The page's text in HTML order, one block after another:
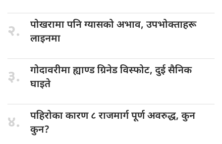
२. पोखरामा पनिग्यासको अभाव, उपभोक्ताहरू
लाइनमा
३. गोदावरीमा ह्याण्डग्रिनेड विस्फोट, दुई सैनिक
घाइते
४. पहिरोका कारण८ राजमार्ग पूर्ण अवरुद्ध, कुन
कुन?